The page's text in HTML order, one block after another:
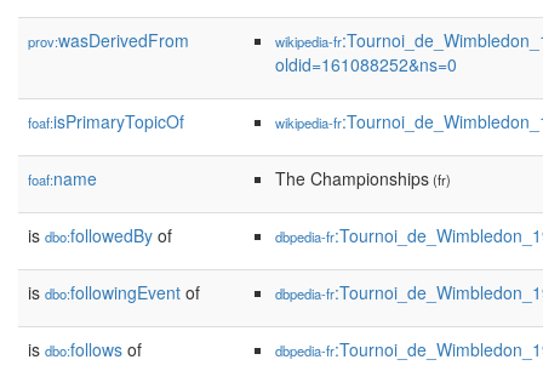
prov:wasDerivedFrom wikipedia-fr
oldid=161088252&ns=0
foaf:isPrimaryTopicOf wikipedia-fr
foaf:name The Championships(fr)
is dbo:followedBy of dbpedia-fr
is dbo:followingEvent of dbpedia-fr
is dbo:follows of dbpedia-fr